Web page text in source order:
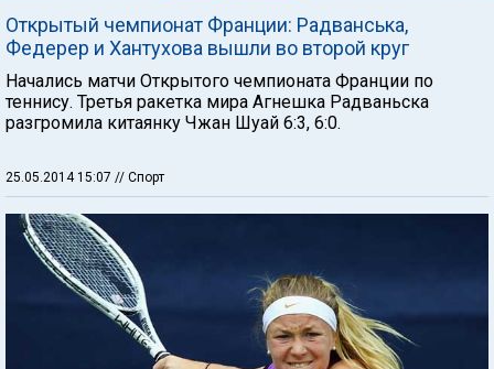
Открытый чемпионат Франции: Радванська,
Федерер и Хантухова вышли во второй круг
Начались матчи Открытого чемпионата Франции по
теннису. Третья ракетка мира Агнешка Радваньска
разгромила китаянку Чжан Шуай 6:3, 6:0.
25.05.2014 15:07 // Спорт